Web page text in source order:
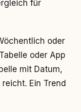
für
oder
oder App
mit Datum,
Ein Trend